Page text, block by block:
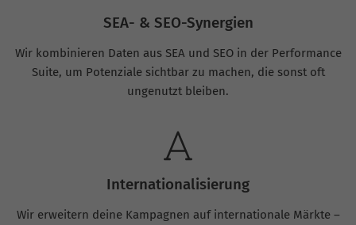
SEA- & SEO-Synergien
Wir kombinieren Daten aus SEA und SEO in der Performance
Suite, um Potenziale sichtbar zu machen, die sonst oft
ungenutzt bleiben.
Internationalisierung
Wir erweitern deine Kampagnen auf internationale Märkte –